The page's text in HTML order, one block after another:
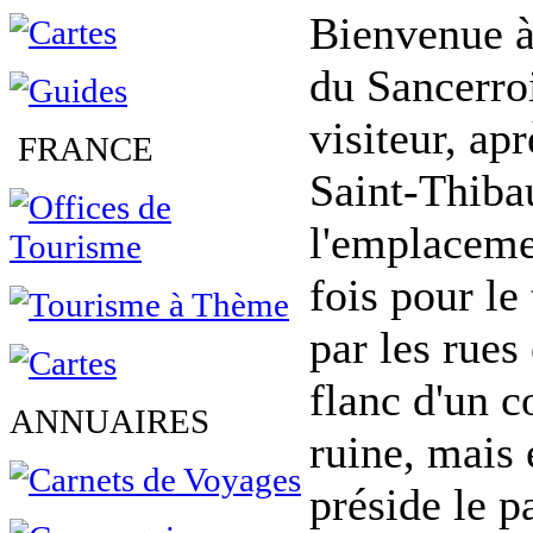
FRANCE
ANNUAIRES
Bienvenue
du
visiteur,
Saint-
fois pour le
par les
flanc d'un
ruine, mais
préside le